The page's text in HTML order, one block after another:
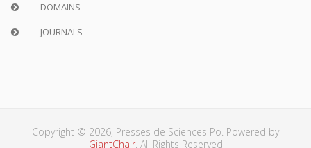
DOMAINS
JOURNALS
Copyright © 2026, Presses de Sciences Po. Powered by
GiantChair. All Rights Reserved